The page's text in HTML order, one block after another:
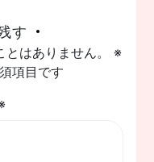
す
はありません。
※
項目です